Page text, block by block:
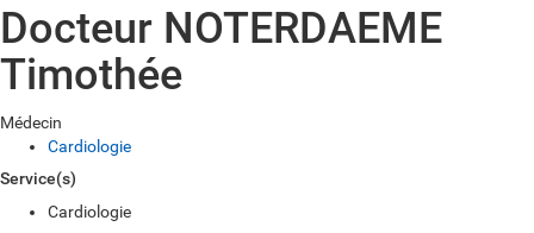
Docteur NOTERDAEME
Timothée
Médecin
Cardiologie
Service(s)
Cardiologie